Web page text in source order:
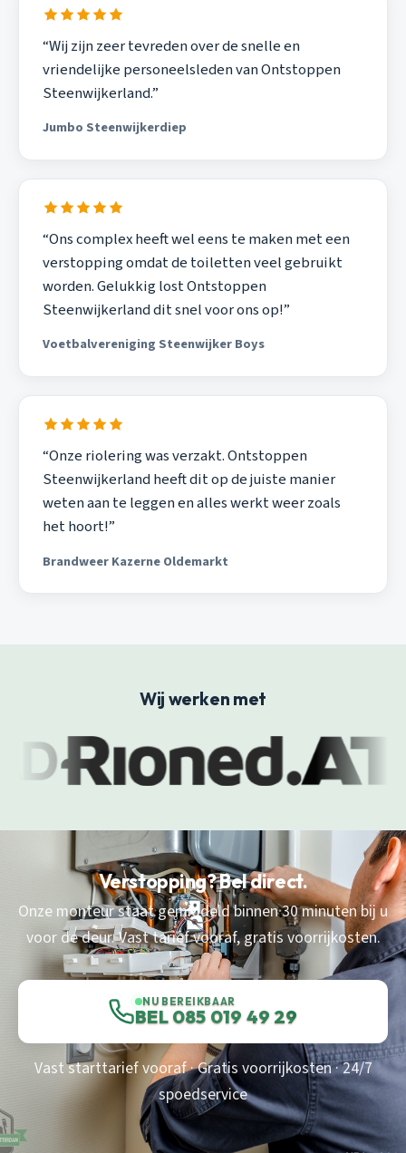
“Wij zijn zeer tevreden over de snelle en
vriendelijke personeelsleden van Ontstoppen
Steenwijkerland.”
Jumbo Steenwijkerdiep
“Ons complex heeft wel eens te maken met een
verstopping omdat de toiletten veel gebruikt
worden. Gelukkig lost Ontstoppen
Steenwijkerland dit snel voor ons op!”
Voetbalvereniging Steenwijker Boys
“Onze riolering was verzakt. Ontstoppen
Steenwijkerland heeft dit op de juiste manier
weten aan te leggen en alles werkt weer zoals
het hoort!”
Brandweer Kazerne Oldemarkt
Wij werken met
Verstopping? Bel direct.
Onze monteur staat gemiddeld binnen 30 minuten bij u
voor de deur. Vast tarief vooraf, gratis voorrijkosten.
NU BEREIKBAAR
BEL 085 019 49 29
Vast starttarief vooraf · Gratis voorrijkosten · 24/7
spoedservice